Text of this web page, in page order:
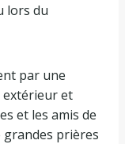
lors du
par une
extérieur et
et les amis de
grandes prières